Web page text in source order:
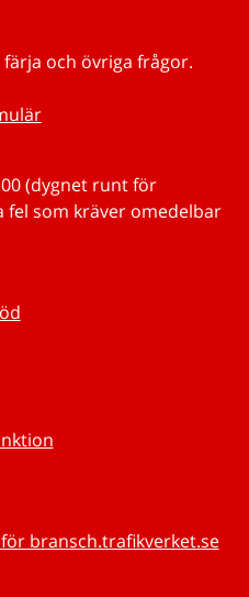
och övriga frågor.
(dygnet runt för
som kräver omedelbar
bransch.trafikverket.se